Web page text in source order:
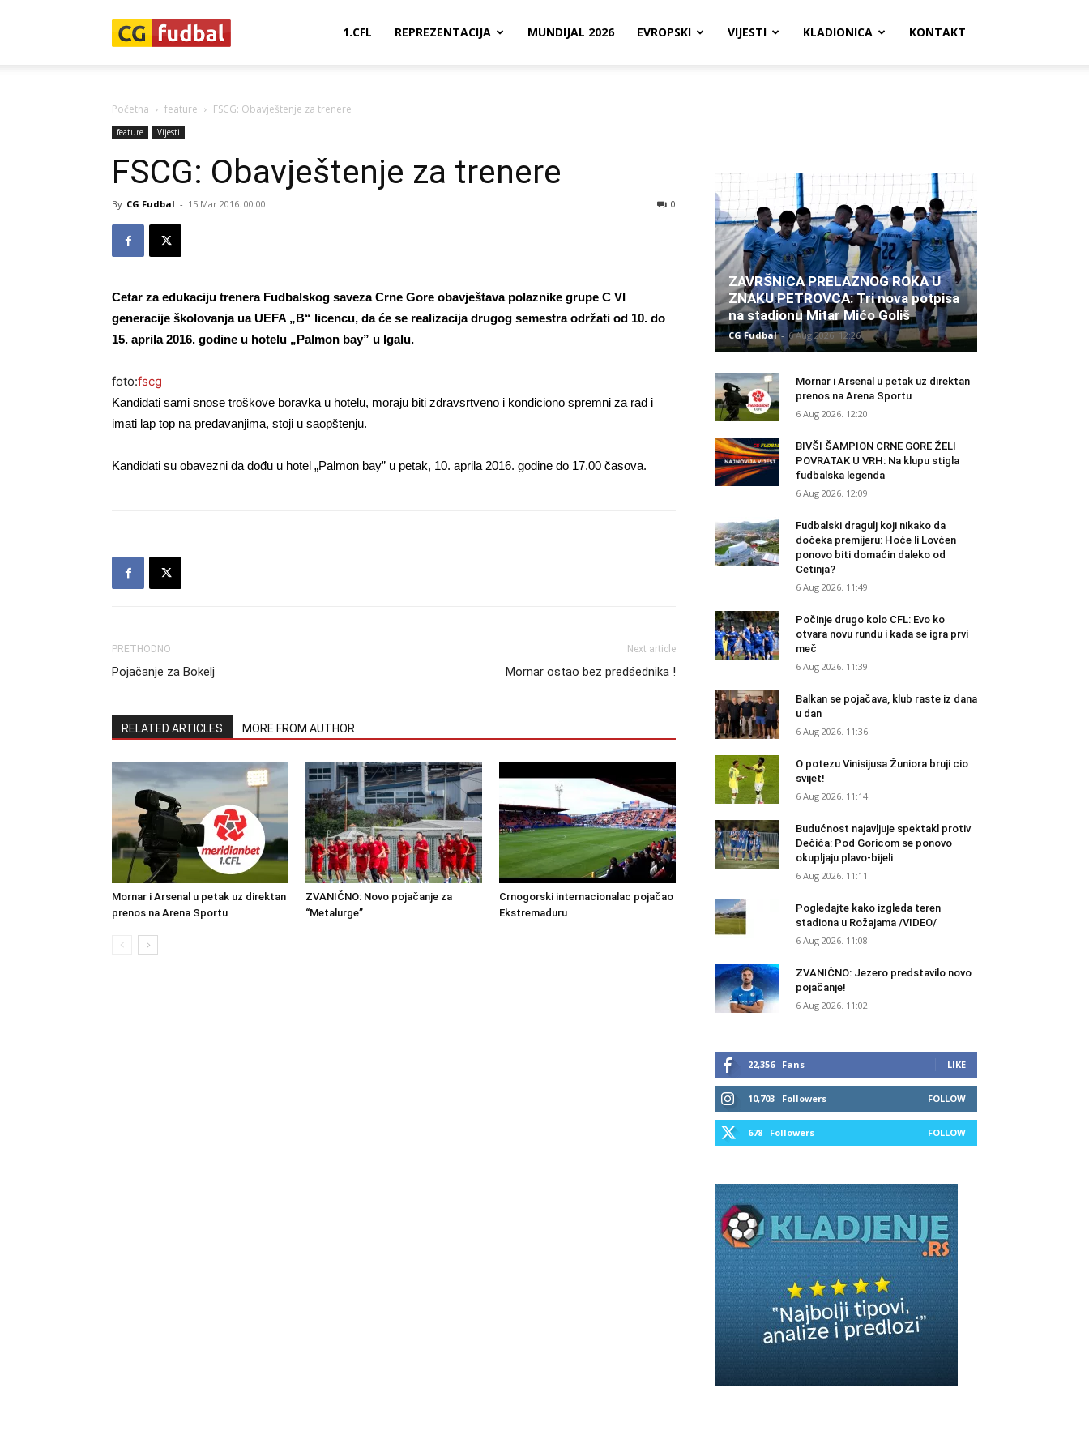
1.CFL REPREZENTACIJA MUNDIJAL 2026 EVROPSKI VIJESTI KLADIONICA KONTAKT
Početna feature FSCG: Obavještenje za trenere
feature Vijesti
FSCG: Obavještenje za trenere
By CG Fudbal - 15 Mar 2016. 00:00 0
Cetar za edukaciju trenera Fudbalskog saveza Crne Gore obavještava polaznike grupe C VI
generacije školovanja ua UEFA „B“ licencu, da će se realizacija drugog semestra održati od 10. do
15. aprila 2016. godine u hotelu „Palmon bay” u Igalu.
foto:fscg
Kandidati sami snose troškove boravka u hotelu, moraju biti zdravsrtveno i kondiciono spremni za rad i
imati lap top na predavanjima, stoji u saopštenju.
Kandidati su obavezni da dođu u hotel „Palmon bay” u petak, 10. aprila 2016. godine do 17.00 časova.
PRETHODNO
Pojačanje za Bokelj
Next article
Mornar ostao bez predśednika !
RELATED ARTICLES MORE FROM AUTHOR
Mornar i Arsenal u petak uz direktan
prenos na Arena Sportu
ZVANIČNO: Novo pojačanje za
“Metalurge”
Crnogorski internacionalac pojačao
Ekstremaduru
ZAVRŠNICA PRELAZNOG ROKA U
ZNAKU PETROVCA: Tri nova potpisa
na stadionu Mitar Mićo Goliš
CG Fudbal - 6 Aug 2026. 12:26
Mornar i Arsenal u petak uz direktan
prenos na Arena Sportu
6 Aug 2026. 12:20
BIVŠI ŠAMPION CRNE GORE ŽELI
POVRATAK U VRH: Na klupu stigla
fudbalska legenda
6 Aug 2026. 12:09
Fudbalski dragulj koji nikako da
dočeka premijeru: Hoće li Lovćen
ponovo biti domaćin daleko od
Cetinja?
6 Aug 2026. 11:49
Počinje drugo kolo CFL: Evo ko
otvara novu rundu i kada se igra prvi
meč
6 Aug 2026. 11:39
Balkan se pojačava, klub raste iz dana
u dan
6 Aug 2026. 11:36
O potezu Vinisijusa Žuniora bruji cio
svijet!
6 Aug 2026. 11:14
Budućnost najavljuje spektakl protiv
Dečića: Pod Goricom se ponovo
okupljaju plavo-bijeli
6 Aug 2026. 11:11
Pogledajte kako izgleda teren
stadiona u Rožajama /VIDEO/
6 Aug 2026. 11:08
ZVANIČNO: Jezero predstavilo novo
pojačanje!
6 Aug 2026. 11:02
22,356 Fans LIKE
10,703 Followers FOLLOW
678 Followers FOLLOW